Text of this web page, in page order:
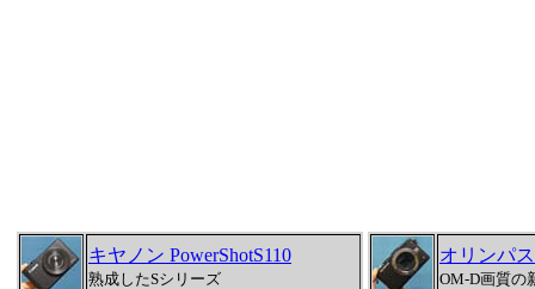
キヤノン PowerShotS110
熟成したSシリーズ
オリンパ
OM-D画質の